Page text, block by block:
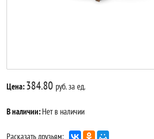
Цена:384.80 руб. за ед.
В наличии:Нет в наличии
Расказать друзьям: